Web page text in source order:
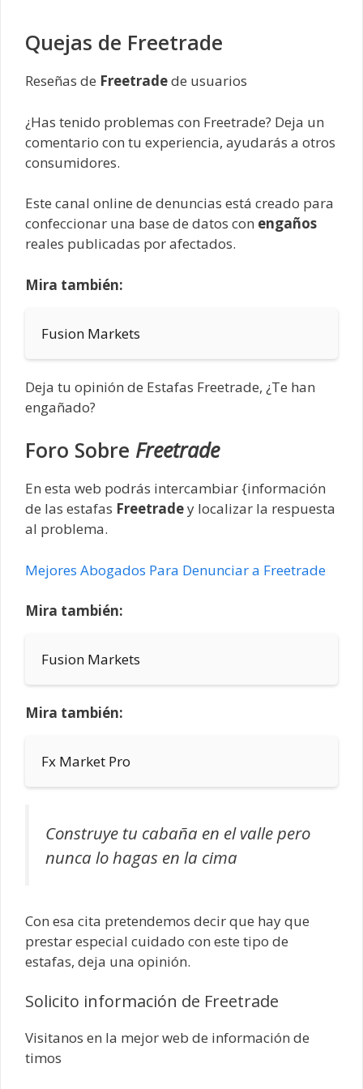
Quejas de Freetrade
Reseñas de Freetradede usuarios
¿Has tenido problemas con Freetrade? Deja un
comentario con tu experiencia, ayudarás a otros
consumidores.
Este canal online de denuncias está creado para
confeccionar una base de datos con engaños
reales publicadas por afectados.
Mira también:
Fusion Markets
Deja tu opinión de Estafas Freetrade, ¿Te han
engañado?
Foro Sobre Freetrade
En esta web podrás intercambiar {información
de las estafas Freetradey localizar la respuesta
al problema.
Mejores Abogados Para Denunciar a Freetrade
Mira también:
Fusion Markets
Mira también:
Fx Market Pro
Construye tu cabaña en el valle pero
nunca lo hagas en la cima
Con esa cita pretendemos decir que hay que
prestar especial cuidado con este tipo de
estafas, deja una opinión.
Solicito información de Freetrade
Visitanos en la mejor web de información de
timos